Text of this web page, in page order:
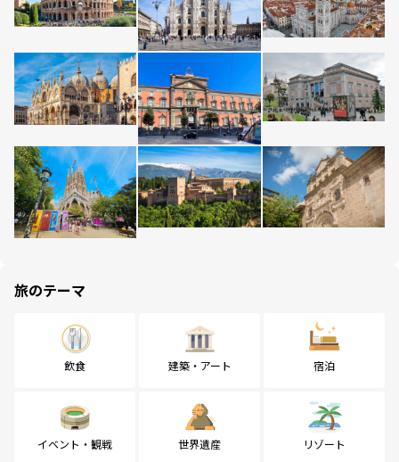
旅のテーマ
飲食 建築・アート 宿泊
イベント・観戦 世界遺産 リゾート